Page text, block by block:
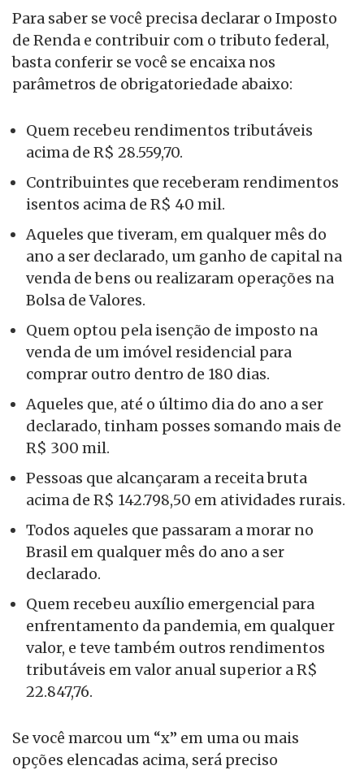
Para saber se você precisa declarar o Imposto
de Renda e contribuir com o tributo federal,
basta conferir se você se encaixa nos
parâmetros de obrigatoriedade abaixo:
Quem recebeu rendimentos tributáveis
acima de R$ 28.559,70.
Contribuintes que receberam rendimentos
isentos acima de R$ 40 mil.
Aqueles que tiveram, em qualquer mês do
ano a ser declarado, um ganho de capital na
venda de bens ou realizaram operações na
Bolsa de Valores.
Quem optou pela isenção de imposto na
venda de um imóvel residencial para
comprar outro dentro de 180 dias.
Aqueles que, até o último dia do ano a ser
declarado, tinham posses somando mais de
R$ 300 mil.
Pessoas que alcançaram a receita bruta
acima de R$ 142.798,50 em atividades rurais.
Todos aqueles que passaram a morar no
Brasil em qualquer mês do ano a ser
declarado.
Quem recebeu auxílio emergencial para
enfrentamento da pandemia, em qualquer
valor, e teve também outros rendimentos
tributáveis em valor anual superior a R$
22.847,76.
Se você marcou um “x” em uma ou mais
opções elencadas acima, será preciso